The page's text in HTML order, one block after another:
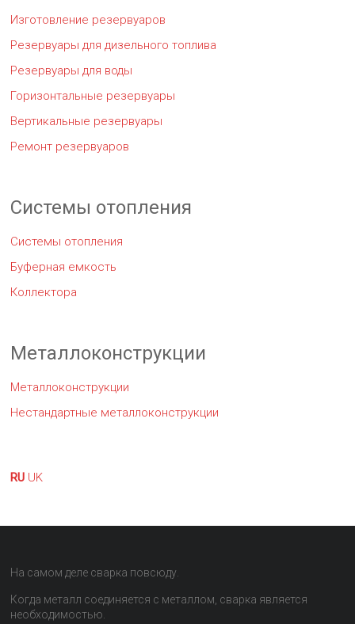
Изготовление резервуаров
Резервуары для дизельного топлива
Резервуары для воды
Горизонтальные резервуары
Вертикальные резервуары
Ремонт резервуаров
Системы отопления
Системы отопления
Буферная емкость
Коллектора
Металлоконструкции
Металлоконструкции
Нестандартные металлоконструкции
RU UK
На самом деле сварка повсюду.
Когда металл соединяется с металлом, сварка является
необходимостью.